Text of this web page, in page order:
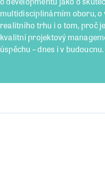
multidisciplinárním oboru, o
realitního trhu i o tom, proč
kvalitní projektový
úspěchu – dnes i v budoucnu.